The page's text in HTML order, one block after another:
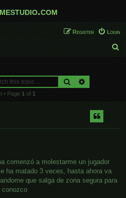
Login
Register
Search
• Page 1 of 1
comenzó a molestarme un jugador
ha matado 3 veces, hasta ahora va
que salga de zona segura para
conozco